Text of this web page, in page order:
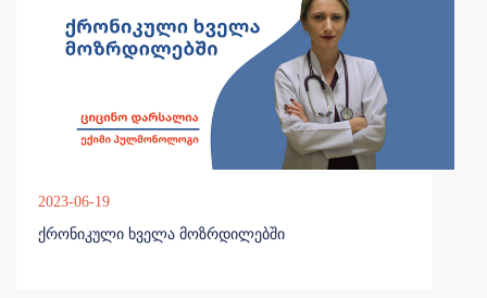
2023-06-19
ქრონიკული ხველა მოზრდილებში